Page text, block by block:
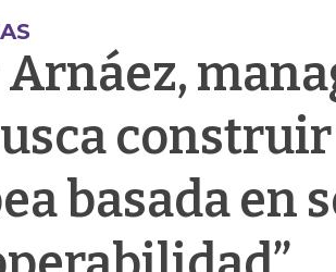
construir
basada en